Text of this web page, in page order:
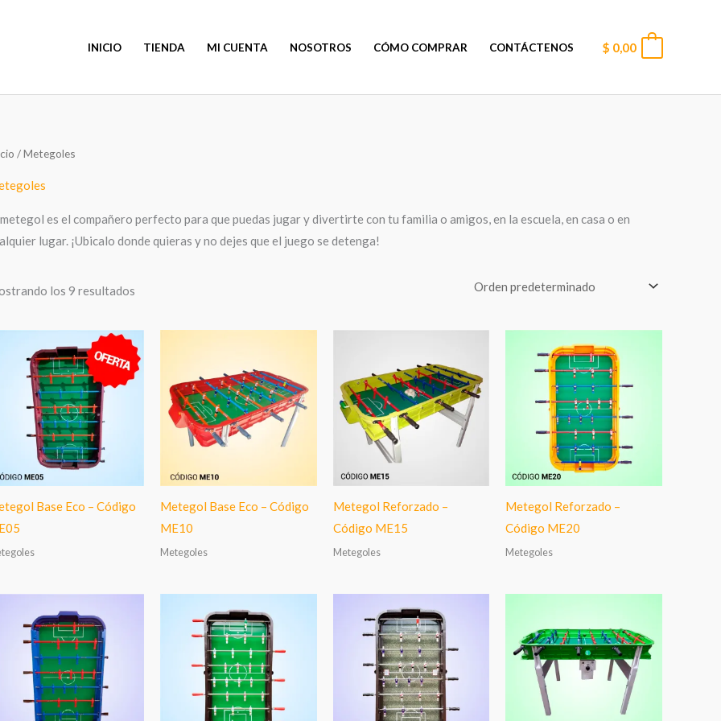
INICIO TIENDA MI CUENTA NOSOTROS CÓMO COMPRAR CONTÁCTENOS $ 0,00
/ Metegoles
es el compañero perfecto para que puedas jugar y divertirte con tu familia o amigos, en la escuela, en casa o en
lugar. ¡Ubicalo donde quieras y no dejes que el juego se detenga!
los 9 resultados
Base Eco – Código
Metegol Base Eco – Código
ME10
Metegoles
Metegol Reforzado –
Código ME15
Metegoles
Metegol Reforzado –
Código ME20
Metegoles